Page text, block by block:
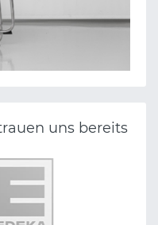
uns bereits